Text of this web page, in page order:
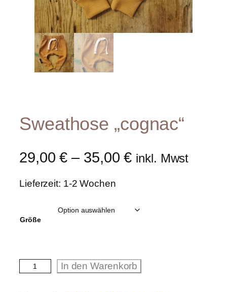
Sweathose „cognac“
29,00€ – 35,00€ inkl. Mwst
Lieferzeit: 1-2 Wochen
Größe
w
In den Warenkorb